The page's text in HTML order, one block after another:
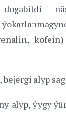
bejergi alyp
alyp, ýygy